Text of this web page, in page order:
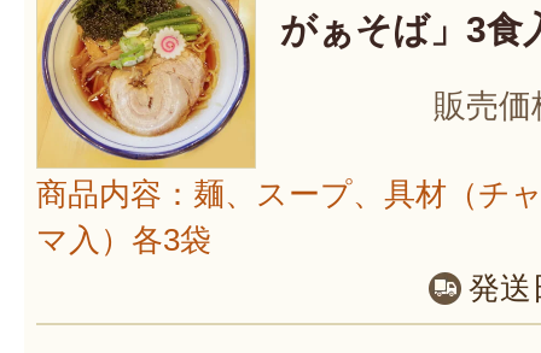
がぁそば」3食
販売価
商品内容：麺、スープ、具材（チ
マ入）各3袋
発送